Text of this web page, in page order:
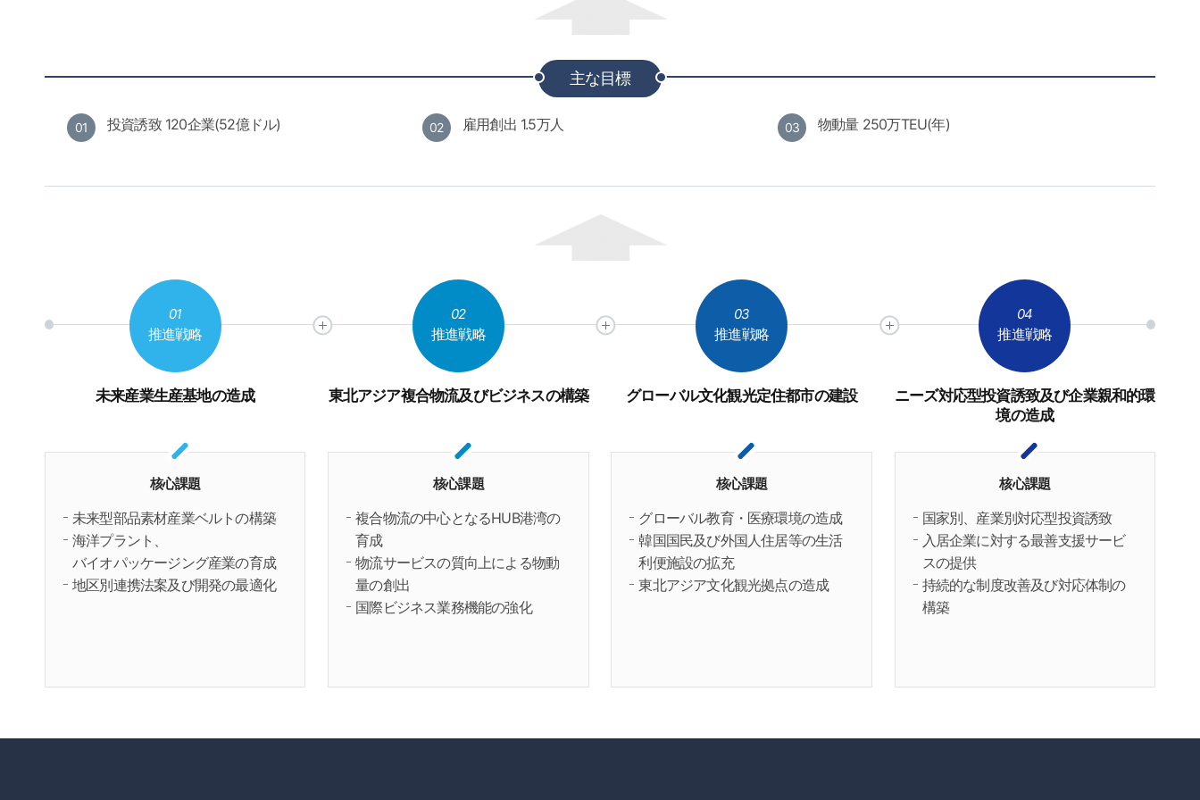
主な目標
01 投資誘致 120企業(52億ドル) 02 雇用創出 1.5万人 03 物動量 250万TEU(年)
01
推進戦略
未来産業生産基地の造成
核心課題
未来型部品素材産業ベルトの構築
海洋プラント、
バイオパッケージング産業の育成
地区別連携法案及び開発の最適化
02
推進戦略
東北アジア複合物流及びビジネスの構築
核心課題
複合物流の中心となるHUB港湾の
育成
物流サービスの質向上による物動
量の創出
国際ビジネス業務機能の強化
03
推進戦略
グローバル文化観光定住都市の建設
核心課題
グローバル教育・医療環境の造成
韓国国民及び外国人住居等の生活
利便施設の拡充
東北アジア文化観光拠点の造成
04
推進戦略
ニーズ対応型投資誘致及び企業親和的環
境の造成
核心課題
国家別、産業別対応型投資誘致
入居企業に対する最善支援サービ
スの提供
持続的な制度改善及び対応体制の
構築